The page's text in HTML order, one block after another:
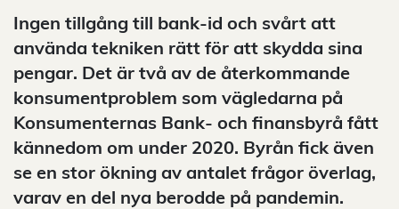
Ingen tillgång till bank-id och svårt att
använda tekniken rätt för att skydda sina
pengar. Det är två av de återkommande
konsumentproblem som vägledarna på
Konsumenternas Bank- och finansbyrå fått
kännedom om under 2020. Byrån fick även
se en stor ökning av antalet frågor överlag,
varav en del nya berodde på pandemin.